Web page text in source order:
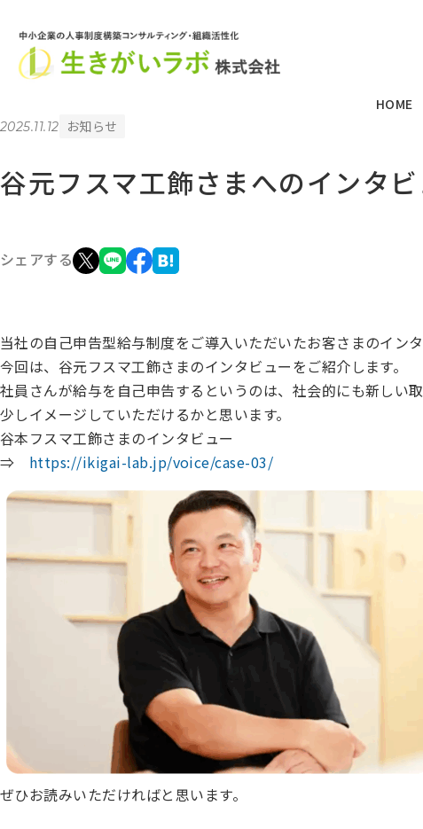
HOME
2025.11.12 お知らせ
谷元フスマ工飾さまへのインタ
シェアする
当社の自己申告型給与制度をご導入いただいたお客さまのイン
今回は、谷元フスマ工飾さまのインタビューをご紹介します。
社員さんが給与を自己申告するというのは、社会的にも新しい
少しイメージしていただけるかと思います。
谷本フスマ工飾さまのインタビュー
⇒ https://ikigai-lab.jp/voice/case-03/
ぜひお読みいただければと思います。